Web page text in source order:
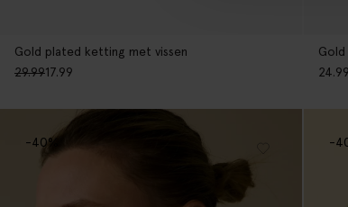
Gold plated ketting met vissen
29.9917.99
24.99
-40% -